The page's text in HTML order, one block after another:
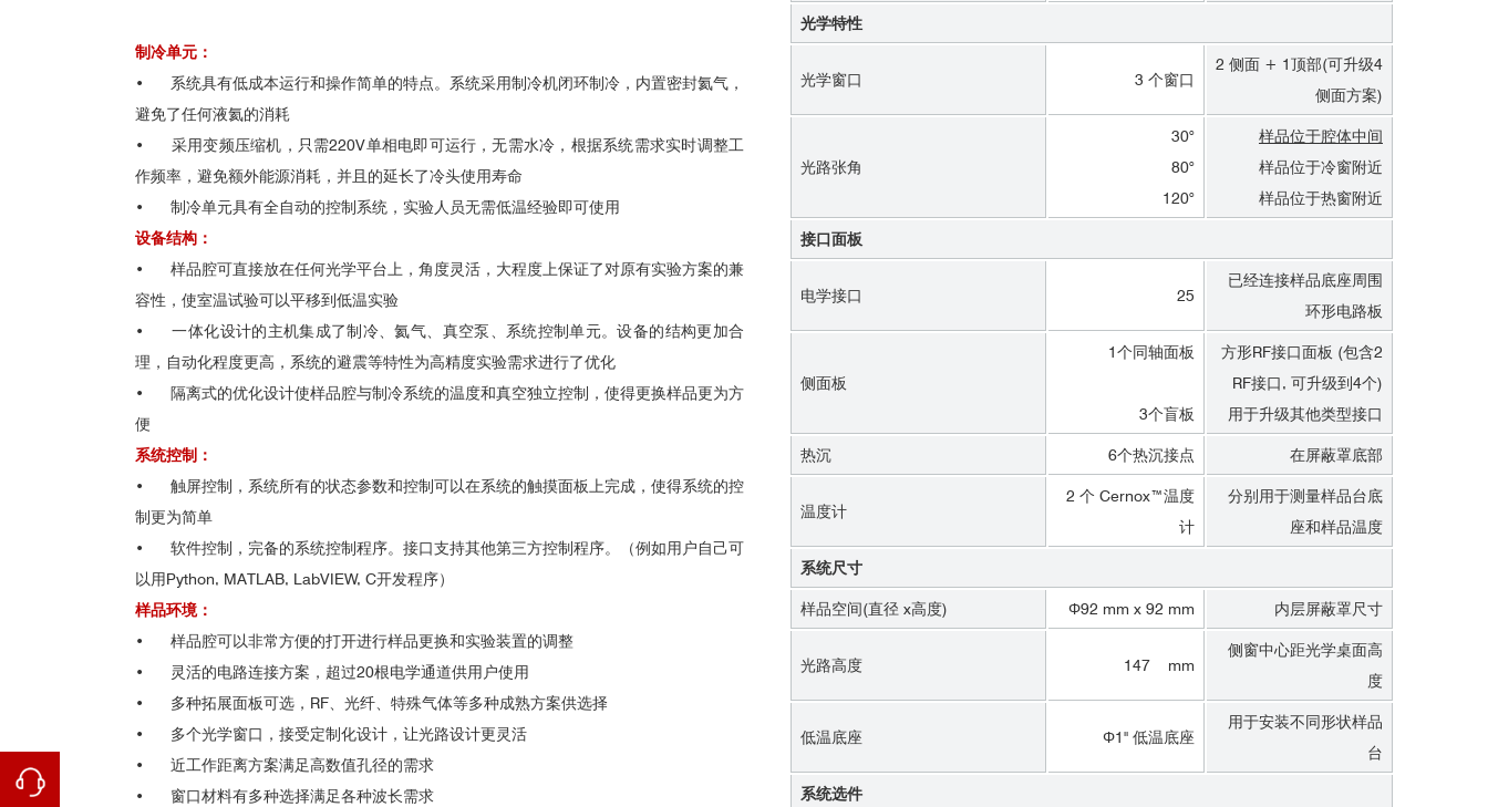
制冷单元：
• 系统具有低成本运行和操作简单的特点。系统采用制冷机闭环制冷，内置密封氦气，
避免了任何液氦的消耗
• 采用变频压缩机，只需220V单相电即可运行，无需水冷，根据系统需求实时调整工
作频率，避免额外能源消耗，并且的延长了冷头使用寿命
• 制冷单元具有全自动的控制系统，实验人员无需低温经验即可使用
设备结构：
• 样品腔可直接放在任何光学平台上，角度灵活，大程度上保证了对原有实验方案的兼
容性，使室温试验可以平移到低温实验
• 一体化设计的主机集成了制冷、氦气、真空泵、系统控制单元。设备的结构更加合
理，自动化程度更高，系统的避震等特性为高精度实验需求进行了优化
• 隔离式的优化设计使样品腔与制冷系统的温度和真空独立控制，使得更换样品更为方
便
系统控制：
• 触屏控制，系统所有的状态参数和控制可以在系统的触摸面板上完成，使得系统的控
制更为简单
• 软件控制，完备的系统控制程序。接口支持其他第三方控制程序。（例如用户自己可
以用Python, MATLAB, LabVIEW, C开发程序）
样品环境：
• 样品腔可以非常方便的打开进行样品更换和实验装置的调整
• 灵活的电路连接方案，超过20根电学通道供用户使用
• 多种拓展面板可选，RF、光纤、特殊气体等多种成熟方案供选择
• 多个光学窗口，接受定制化设计，让光路设计更灵活
• 近工作距离方案满足高数值孔径的需求
• 窗口材料有多种选择满足各种波长需求
光学特性
光学窗口 3 个窗口
2 侧面 + 1顶部(可升级4
侧面方案)
光路张角
30°
80°
120°
样品位于腔体中间
样品位于冷窗附近
样品位于热窗附近
接口面板
电学接口 25
已经连接样品底座周围
环形电路板
侧面板
1个同轴面板
3个盲板
方形RF接口面板 (包含2
RF接口, 可升级到4个)
用于升级其他类型接口
热沉 6个热沉接点 在屏蔽罩底部
温度计
2 个 Cernox™温度
计
分别用于测量样品台底
座和样品温度
系统尺寸
样品空间(直径 x高度) Φ92 mm x 92 mm 内层屏蔽罩尺寸
光路高度 147 mm
侧窗中心距光学桌面高
度
低温底座 Φ1" 低温底座
用于安装不同形状样品
台
系统选件